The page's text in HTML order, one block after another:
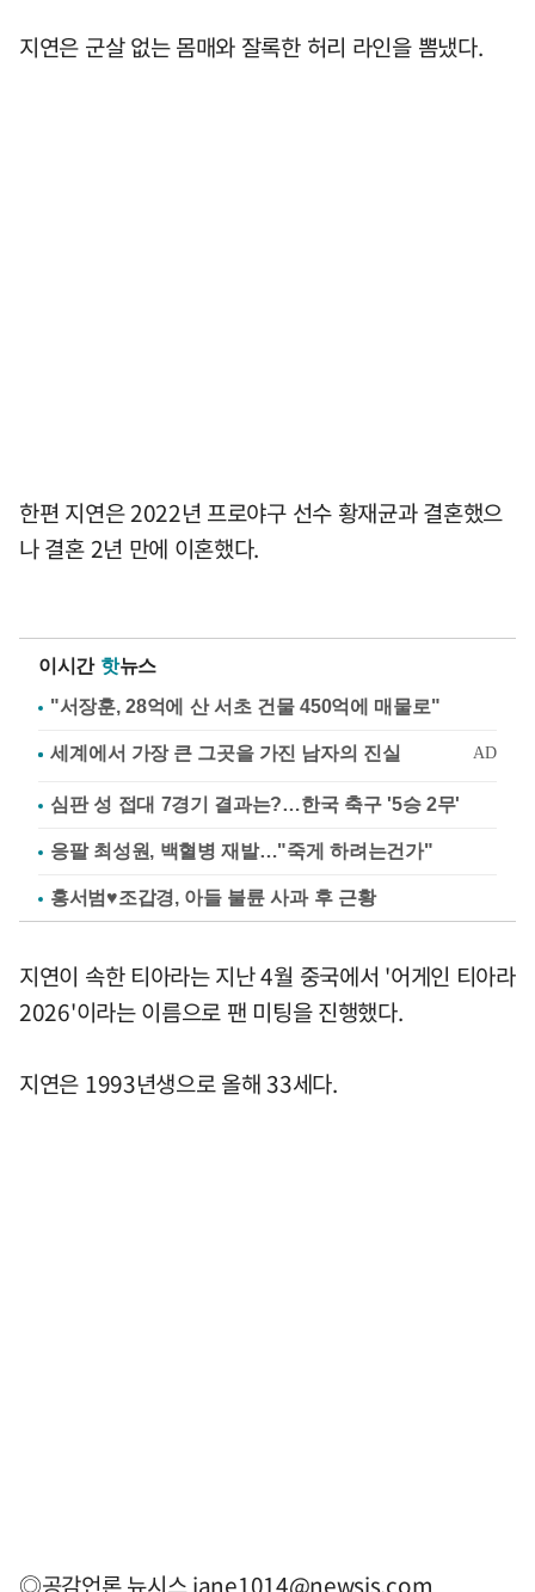
지연은 군살 없는 몸매와 잘록한 허리 라인을 뽐냈다.
한편 지연은 2022년 프로야구 선수 황재균과 결혼했으
나 결혼 2년 만에 이혼했다.
이시간 핫뉴스
"서장훈, 28억에 산 서초 건물 450억에 매물로"
심판 성 접대 7경기 결과는?…한국 축구 '5승 2무'
응팔 최성원, 백혈병 재발…"죽게 하려는건가"
홍서범♥조갑경, 아들 불륜 사과 후 근황
지연이 속한 티아라는 지난 4월 중국에서 '어게인 티아라
2026'이라는 이름으로 팬 미팅을 진행했다.
지연은 1993년생으로 올해 33세다.
◎공감언론 뉴시스 jane1014@newsis.com